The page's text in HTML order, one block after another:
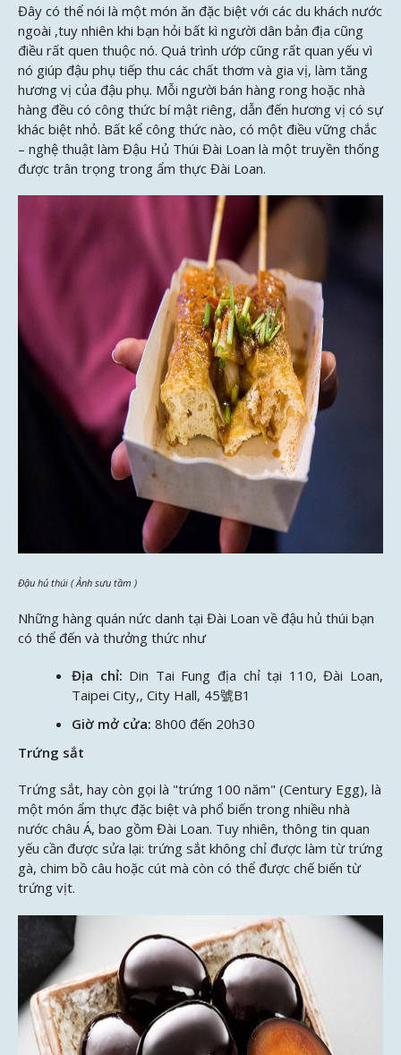
Đây có thể nói là một món ăn đặc biệt với các du khách nước
ngoài ,tuy nhiên khi bạn hỏi bất kì người dân bản địa cũng
điều rất quen thuộc nó. Quá trình ướp cũng rất quan yếu vì
nó giúp đậu phụ tiếp thu các chất thơm và gia vị, làm tăng
hương vị của đậu phụ. Mỗi người bán hàng rong hoặc nhà
hàng đều có công thức bí mật riêng, dẫn đến hương vị có sự
khác biệt nhỏ. Bất kể công thức nào, có một điều vững chắc
– nghệ thuật làm Đậu Hủ Thúi Đài Loan là một truyền thống
được trân trọng trong ẩm thực Đài Loan.
Đậu hủ thúi ( Ảnh sưu tầm )
Những hàng quán nức danh tại Đài Loan về đậu hủ thúi bạn
có thể đến và thưởng thức như
Địa chỉ: Din Tai Fung địa chỉ tại 110, Đài Loan,
Taipei City,, City Hall, 45號B1
Giờ mở cửa: 8h00 đến 20h30
Trứng sắt
Trứng sắt, hay còn gọi là "trứng 100 năm" (Century Egg), là
một món ẩm thực đặc biệt và phổ biến trong nhiều nhà
nước châu Á, bao gồm Đài Loan. Tuy nhiên, thông tin quan
yếu cần được sửa lại: trứng sắt không chỉ được làm từ trứng
gà, chim bồ câu hoặc cút mà còn có thể được chế biến từ
trứng vịt.